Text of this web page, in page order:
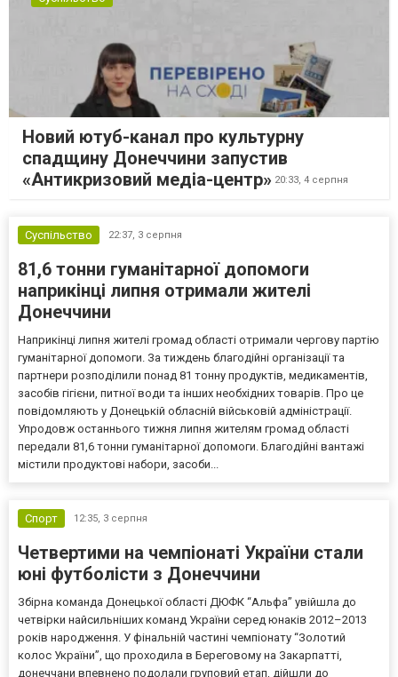
Новий ютуб-канал про культурну
спадщину Донеччини запустив
«Антикризовий медіа-центр» 20:33, 4 серпня
Суспільство 22:37, 3 серпня
81,6 тонни гуманітарної допомоги
наприкінці липня отримали жителі
Донеччини
Наприкінці липня жителі громад області отримали чергову партію
гуманітарної допомоги. За тиждень благодійні організації та
партнери розподілили понад 81 тонну продуктів, медикаментів,
засобів гігієни, питної води та інших необхідних товарів. Про це
повідомляють у Донецькій обласній військовій адміністрації.
Упродовж останнього тижня липня жителям громад області
передали 81,6 тонни гуманітарної допомоги. Благодійні вантажі
містили продуктові набори, засоби...
Спорт 12:35, 3 серпня
Четвертими на чемпіонаті України стали
юні футболісти з Донеччини
Збірна команда Донецької області ДЮФК “Альфа” увійшла до
четвірки найсильніших команд України серед юнаків 2012–2013
років народження. У фінальній частині чемпіонату “Золотий
колос України”, що проходила в Береговому на Закарпатті,
донеччани впевнено подолали груповий етап, дійшли до